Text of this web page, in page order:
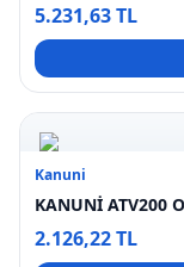
5.231,63 TL
Kanuni
KANUNİ ATV200
2.126,22 TL